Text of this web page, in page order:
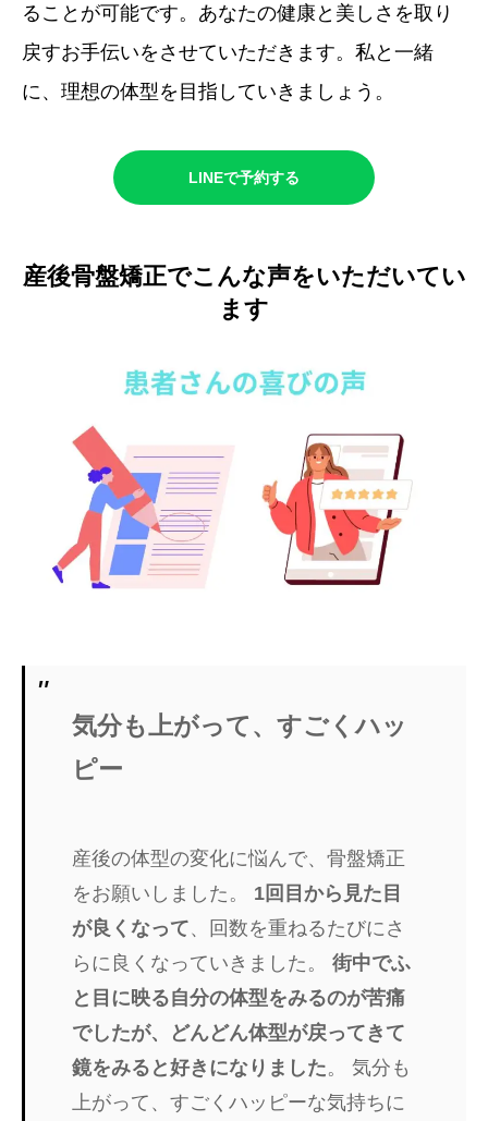
ることが可能です。あなたの健康と美しさを取り
戻すお手伝いをさせていただきます。私と一緒
に、理想の体型を目指していきましょう。
LINEで予約する
産後骨盤矯正でこんな声をいただいてい
ます
気分も上がって、すごくハッ
ピー
産後の体型の変化に悩んで、骨盤矯正
をお願いしました。
1回目から見た目
が良くなって、回数を重ねるたびにさ
らに良くなっていきました。街中でふ
と目に映る自分の体型をみるのが苦痛
でしたが、どんどん体型が戻ってきて
鏡をみると好きになりました。 気分も
上がって、すごくハッピーな気持ちに